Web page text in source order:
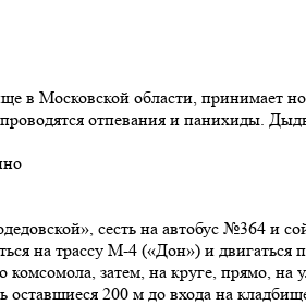
в Московской области, принимает
отпевания и панихиды.
сесть на автобус №364 и
на трассу М-4 («Дон») и двигаться
затем, на круге, прямо,
200 м до входа на